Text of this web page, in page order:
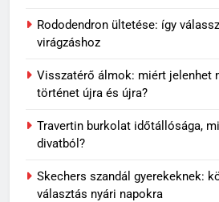
Rododendron ültetése: így
virágzáshoz
Visszatérő álmok: miért jelenhet
történet újra és újra?
Travertin burkolat időtállósága,
divatból?
Skechers szandál gyerekeknek:
választás nyári napokra
5